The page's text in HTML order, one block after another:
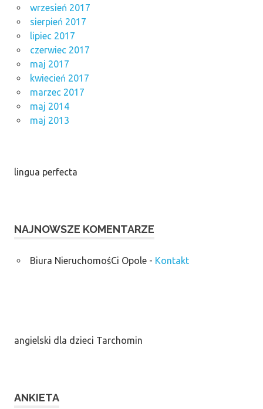
wrzesień 2017
sierpień 2017
lipiec 2017
czerwiec 2017
maj 2017
kwiecień 2017
marzec 2017
maj 2014
maj 2013
lingua perfecta
NAJNOWSZE KOMENTARZE
Biura NieruchomośCi Opole- Kontakt
angielski dla dzieci Tarchomin
ANKIETA